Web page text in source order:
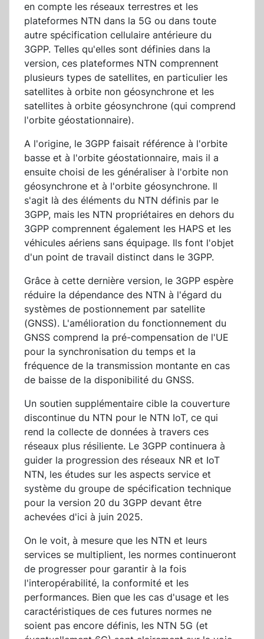
en compte les réseaux terrestres et les
plateformes NTN dans la 5G ou dans toute
autre spécification cellulaire antérieure du
3GPP. Telles qu'elles sont définies dans la
version, ces plateformes NTN comprennent
plusieurs types de satellites, en particulier les
satellites à orbite non géosynchrone et les
satellites à orbite géosynchrone (qui comprend
l'orbite géostationnaire).
A l'origine, le 3GPP faisait référence à l'orbite
basse et à l'orbite géostationnaire, mais il a
ensuite choisi de les généraliser à l'orbite non
géosynchrone et à l'orbite géosynchrone. Il
s'agit là des éléments du NTN définis par le
3GPP, mais les NTN propriétaires en dehors du
3GPP comprennent également les HAPS et les
véhicules aériens sans équipage. Ils font l'objet
d'un point de travail distinct dans le 3GPP.
Grâce à cette dernière version, le 3GPP espère
réduire la dépendance des NTN à l'égard du
systèmes de postionnement par satellite
(GNSS). L'amélioration du fonctionnement du
GNSS comprend la pré-compensation de l'UE
pour la synchronisation du temps et la
fréquence de la transmission montante en cas
de baisse de la disponibilité du GNSS.
Un soutien supplémentaire cible la couverture
discontinue du NTN pour le NTN IoT, ce qui
rend la collecte de données à travers ces
réseaux plus résiliente. Le 3GPP continuera à
guider la progression des réseaux NR et IoT
NTN, les études sur les aspects service et
système du groupe de spécification technique
pour la version 20 du 3GPP devant être
achevées d'ici à juin 2025.
On le voit, à mesure que les NTN et leurs
services se multiplient, les normes continueront
de progresser pour garantir à la fois
l'interopérabilité, la conformité et les
performances. Bien que les cas d'usage et les
caractéristiques de ces futures normes ne
soient pas encore définis, les NTN 5G (et